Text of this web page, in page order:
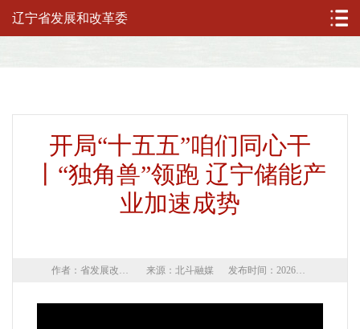
辽宁省发展和改革委
开局“十五五”咱们同心干
丨“独角兽”领跑 辽宁储能产
业加速成势
作者：省发展改革委 来源：北斗融媒 发布时间：2026年05月15日